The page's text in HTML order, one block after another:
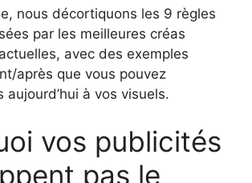
nous décortiquons les 9 règles
par les meilleures créas
avec des exemples
après que vous pouvez
aujourd’hui à vos visuels.
vos publicités
pas le